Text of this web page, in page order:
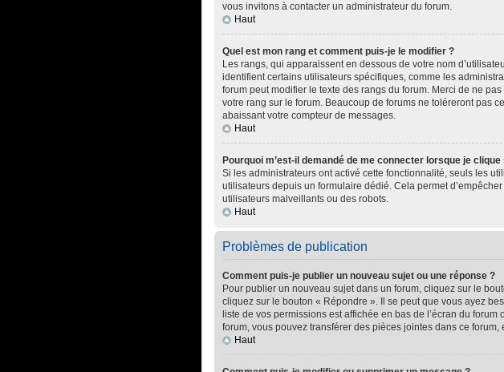
vous invitons à contacter un administrateur du forum.
Haut
Quel est mon rang et comment puis-je le modifier ?
Les rangs, qui apparaissent en dessous de votre nom
identifient certains utilisateurs spécifiques, comme les
forum peut modifier le texte des rangs du forum. Merci de ne
votre rang sur le forum. Beaucoup de forums ne toléreront pas
abaissant votre compteur de messages.
Haut
Pourquoi m’est-il demandé de me connecter lorsque je
Si les administrateurs ont activé cette fonctionnalité, seuls les
utilisateurs depuis un formulaire dédié. Cela permet
utilisateurs malveillants ou des robots.
Haut
Problèmes de publication
Comment puis-je publier un nouveau sujet ou une réponse ?
Pour publier un nouveau sujet dans un forum, cliquez sur le
cliquez sur le bouton « Répondre ». Il se peut que vous ayez
liste de vos permissions est affichée en bas de l’écran du
forum, vous pouvez transférer des pièces jointes dans ce forum,
Haut